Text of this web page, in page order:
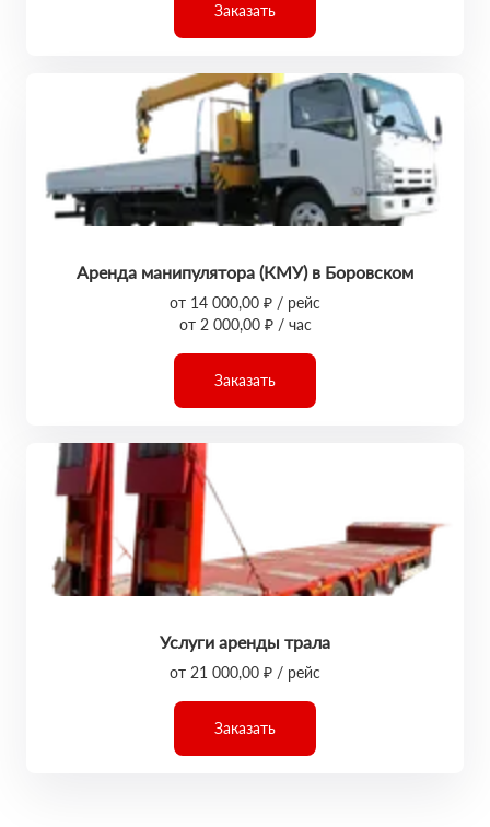
Заказать
Аренда манипулятора (КМУ) в Боровском
от 14 000,00 ₽ / рейс
от 2 000,00 ₽ / час
Заказать
Услуги аренды трала
от 21 000,00 ₽ / рейс
Заказать